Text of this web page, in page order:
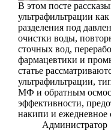
В этом посте
ультрафильтрации
разделения под
очистки воды,
сточных вод,
фармацевтики и
статье
ультрафильтрации,
МФ и обратным
эффективности,
накипи и ежедневное
Администратор